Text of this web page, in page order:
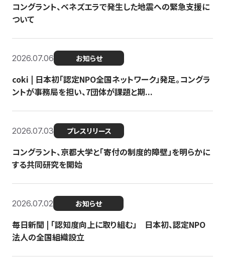
コングラント、ベネズエラで発生した地震への緊急支援に
ついて
2026.07.06 お知らせ
coki | 日本初「認定NPO全国ネットワーク」発足。コングラ
ントが事務局を担い、7団体が課題と期...
2026.07.03 プレスリリース
コングラント、京都大学と「寄付の制度的障壁」を明らかに
する共同研究を開始
2026.07.02 お知らせ
毎日新聞 | 「認知度向上に取り組む」 日本初、認定NPO
法人の全国組織設立